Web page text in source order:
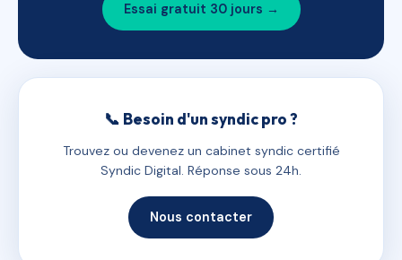
Essai gratuit 30 jours →
📞 Besoin d'un syndic pro ?
Trouvez ou devenez un cabinet syndic certifié
Syndic Digital. Réponse sous 24h.
Nous contacter